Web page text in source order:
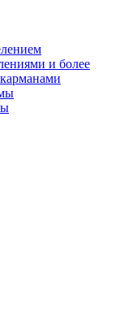
и более